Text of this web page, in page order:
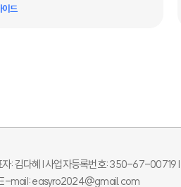
이드
: 김다혜 l사업자등록번호: 350-67-00719 l
mail: easyro2024@gmail.com